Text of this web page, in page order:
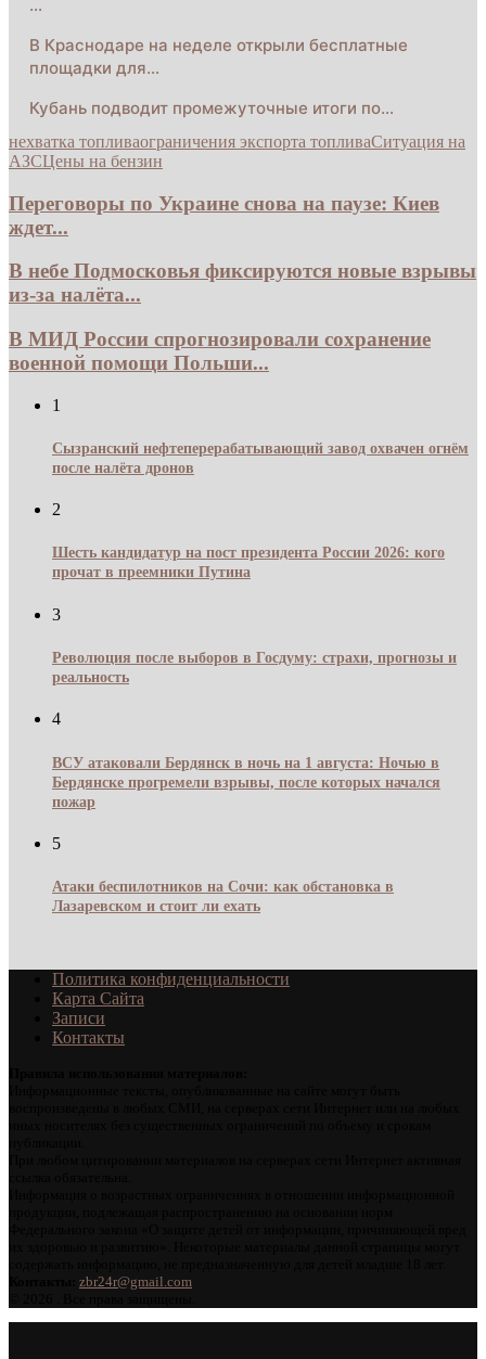
…
В Краснодаре на неделе открыли бесплатные
площадки для…
Кубань подводит промежуточные итоги по…
нехватка топливаограничения экспорта топливаСитуация на
АЗСЦены на бензин
Переговоры по Украине снова на паузе: Киев
ждет...
В небе Подмосковья фиксируются новые взрывы
из-за налёта...
В МИД России спрогнозировали сохранение
военной помощи Польши...
1
Сызранский нефтеперерабатывающий завод охвачен огнём
после налёта дронов
2
Шесть кандидатур на пост президента России 2026: кого
прочат в преемники Путина
3
Революция после выборов в Госдуму: страхи, прогнозы и
реальность
4
ВСУ атаковали Бердянск в ночь на 1 августа: Ночью в
Бердянске прогремели взрывы, после которых начался
пожар
5
Атаки беспилотников на Сочи: как обстановка в
Лазаревском и стоит ли ехать
Политика конфиденциальности
Карта Сайта
Записи
Контакты
zbr24r@gmail.com